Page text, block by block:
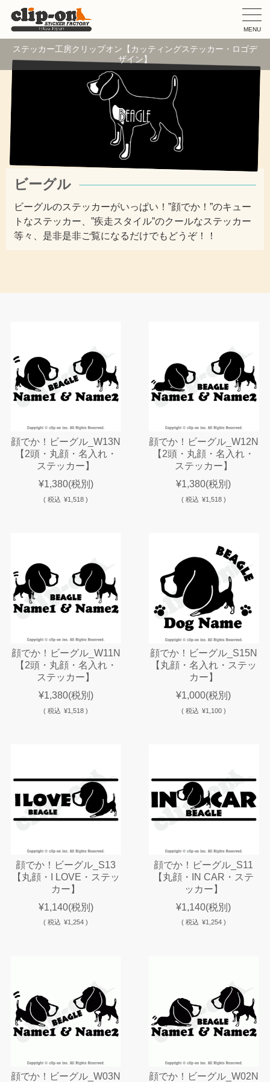
MENU
ステッカー工房クリップオン【カッティングステッカー・ロゴデ
ザイン】
ビーグル
ビーグルのステッカーがいっぱい！”顔でか！”のキュー
トなステッカー、”疾走スタイル”のクールなステッカー
等々、是非是非ご覧になるだけでもどうぞ！！
顔でか！ビーグル_W13N
【2頭・丸顔・名入れ・
ステッカー】
¥1,380(税別)
(税込 ¥1,518 )
顔でか！ビーグル_W12N
【2頭・丸顔・名入れ・
ステッカー】
¥1,380(税別)
( 税込 ¥1,518 )
顔でか！ビーグル_W11N
【2頭・丸顔・名入れ・
ステッカー】
¥1,380(税別)
(税込 ¥1,518 )
顔でか！ビーグル_S15N
【丸顔・名入れ・ステッ
カー】
¥1,000(税別)
( 税込 ¥1,100 )
顔でか！ビーグル_S13
【丸顔・I LOVE・ステッ
カー】
¥1,140(税別)
(税込 ¥1,254 )
顔でか！ビーグル_S11
【丸顔・IN CAR・ステ
ッカー】
¥1,140(税別)
( 税込 ¥1,254 )
顔でか！ビーグル_W03N 顔でか！ビーグル_W02N